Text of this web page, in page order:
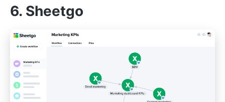
6. Sheetgo